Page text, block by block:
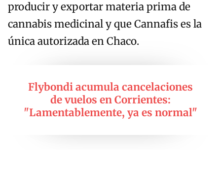
producir y exportar materia prima de
cannabis medicinal y que Cannafis es la
única autorizada en Chaco.
Flybondi acumula cancelaciones
de vuelos en Corrientes:
"Lamentablemente, ya es normal"